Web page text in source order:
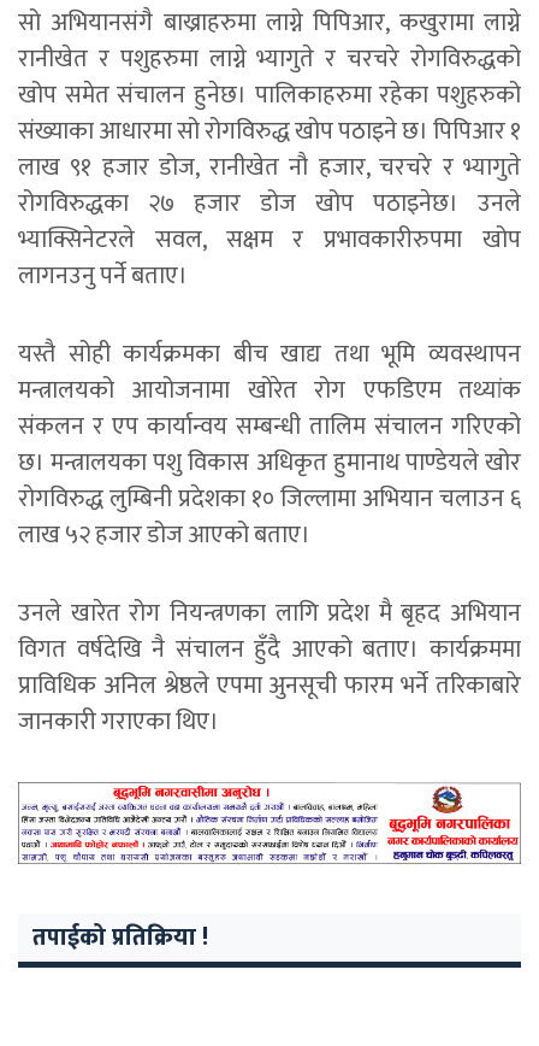
सो अभियानसंगै बाख्राहरुमा लाग्ने पिपिआर, कखुरामा लाग्ने
रानीखेत र पशुहरुमा लाग्ने भ्यागुते र चरचरे रोगविरुद्धको
खोप समेत संचालन हुनेछ। पालिकाहरुमा रहेका पशुहरुको
संख्याका आधारमा सो रोगविरुद्ध खोप पठाइने छ। पिपिआर १
लाख ९१ हजार डोज, रानीखेत नौ हजार, चरचरे र भ्यागुते
रोगविरुद्धका २७ हजार डोज खोप पठाइनेछ। उनले
भ्याक्सिनेटरले सवल, सक्षम र प्रभावकारीरुपमा खोप
लागनउनु पर्ने बताए।
यस्तै सोही कार्यक्रमका बीच खाद्य तथा भूमि व्यवस्थापन
मन्त्रालयको आयोजनामा खोरेत रोग एफडिएम तथ्यांक
संकलन र एप कार्यान्वय सम्बन्धी तालिम संचालन गरिएको
छ। मन्त्रालयका पशु विकास अधिकृत हुमानाथ पाण्डेयले खोर
रोगविरुद्ध लुम्बिनी प्रदेशका १० जिल्लामा अभियान चलाउन ६
लाख ५२ हजार डोज आएको बताए।
उनले खारेत रोग नियन्त्रणका लागि प्रदेश मै बृहद अभियान
विगत वर्षदेखि नै संचालन हुँदै आएको बताए। कार्यक्रममा
प्राविधिक अनिल श्रेष्ठले एपमा अुनसूची फारम भर्ने तरिकाबारे
जानकारी गराएका थिए।
तपाईको प्रतिक्रिया !